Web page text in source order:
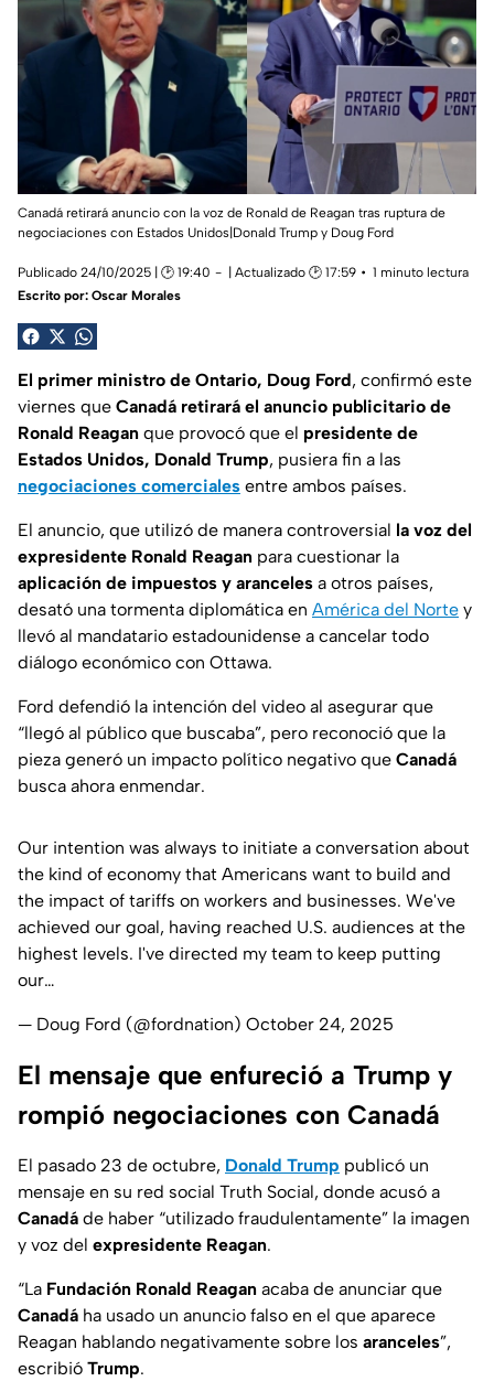
Canadá retirará anuncio con la voz de Ronald de Reagan tras ruptura de
negociaciones con Estados Unidos|Donald Trump y Doug Ford
Publicado 24/10/2025 | 🕑 19:40 | Actualizado 🕑 17:59
1 minuto lectura
Escrito por: Oscar Morales
El primer ministro de Ontario, Doug Ford, confirmó este
viernes que Canadá retirará el anuncio publicitario de
Ronald Reagan que provocó que el presidente de
Estados Unidos, Donald Trump, pusiera fin a las
negociaciones comerciales entre ambos países.
El anuncio, que utilizó de manera controversial la voz del
expresidente Ronald Reagan para cuestionar la
aplicación de impuestos y aranceles a otros países,
desató una tormenta diplomática en América del Norte y
llevó al mandatario estadounidense a cancelar todo
diálogo económico con Ottawa.
Ford defendió la intención del video al asegurar que
“llegó al público que buscaba”, pero reconoció que la
pieza generó un impacto político negativo que Canadá
busca ahora enmendar.
Our intention was always to initiate a conversation about
the kind of economy that Americans want to build and
the impact of tariffs on workers and businesses. We've
achieved our goal, having reached U.S. audiences at the
highest levels. I've directed my team to keep putting
our…
— Doug Ford (@fordnation) October 24, 2025
El mensaje que enfureció a Trump y
rompió negociaciones con Canadá
El pasado 23 de octubre, Donald Trump publicó un
mensaje en su red social Truth Social, donde acusó a
Canadá de haber “utilizado fraudulentamente” la imagen
y voz del expresidente Reagan.
“La Fundación Ronald Reagan acaba de anunciar que
Canadá ha usado un anuncio falso en el que aparece
Reagan hablando negativamente sobre los aranceles”,
escribió Trump.